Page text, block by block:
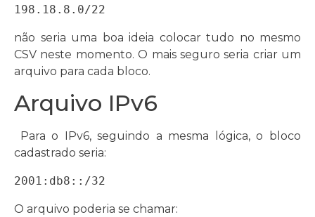
198.18.8.0/22
não seria uma boa ideia colocar tudo no mesmo
CSV neste momento. O mais seguro seria criar um
arquivo para cada bloco.
Arquivo IPv6
Para o IPv6, seguindo a mesma lógica, o bloco
cadastrado seria:
2001:db8::/32
O arquivo poderia se chamar: